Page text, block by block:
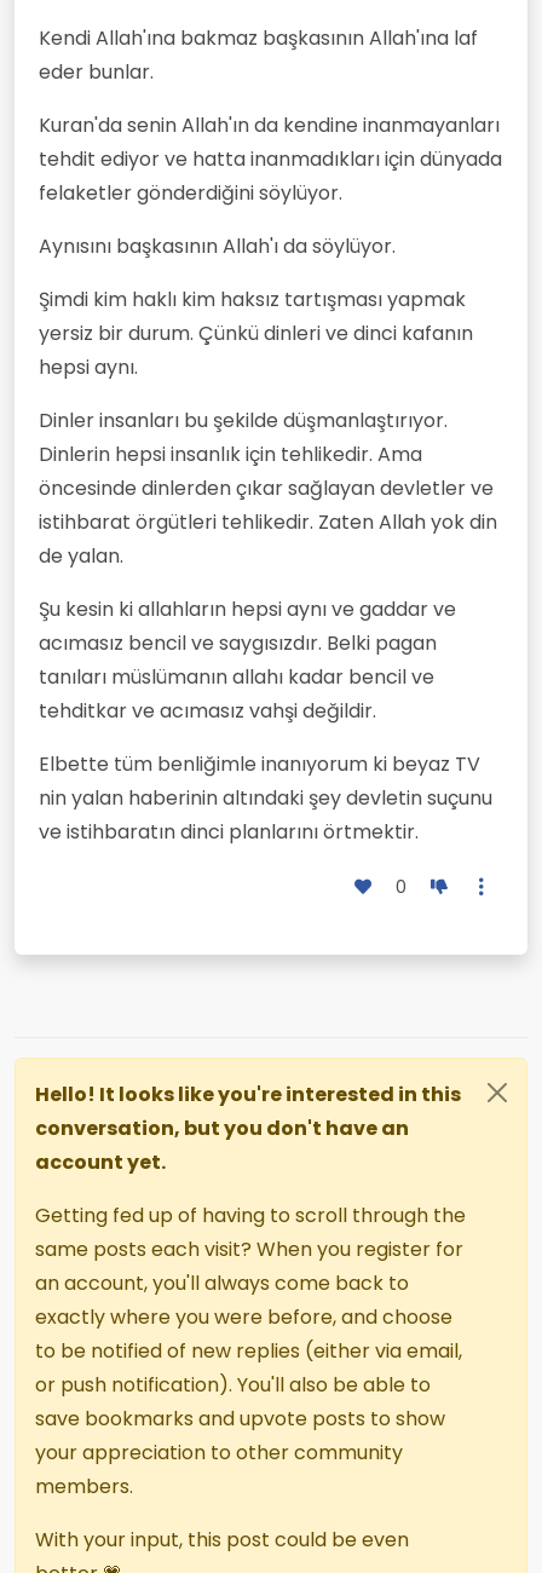
Kendi Allah'ına bakmaz başkasının Allah'ına laf
eder bunlar.
Kuran'da senin Allah'ın da kendine inanmayanları
tehdit ediyor ve hatta inanmadıkları için dünyada
felaketler gönderdiğini söylüyor.
Aynısını başkasının Allah'ı da söylüyor.
Şimdi kim haklı kim haksız tartışması yapmak
yersiz bir durum. Çünkü dinleri ve dinci kafanın
hepsi aynı.
Dinler insanları bu şekilde düşmanlaştırıyor.
Dinlerin hepsi insanlık için tehlikedir. Ama
öncesinde dinlerden çıkar sağlayan devletler ve
istihbarat örgütleri tehlikedir. Zaten Allah yok din
de yalan.
Şu kesin ki allahların hepsi aynı ve gaddar ve
acımasız bencil ve saygısızdır. Belki pagan
tanıları müslümanın allahı kadar bencil ve
tehditkar ve acımasız vahşi değildir.
Elbette tüm benliğimle inanıyorum ki beyaz TV
nin yalan haberinin altındaki şey devletin suçunu
ve istihbaratın dinci planlarını örtmektir.
0
Hello! It looks like you're interested in this
conversation, but you don't have an
account yet.
Getting fed up of having to scroll through the
same posts each visit? When you register for
an account, you'll always come back to
exactly where you were before, and choose
to be notified of new replies (either via email,
or push notification). You'll also be able to
save bookmarks and upvote posts to show
your appreciation to other community
members.
With your input, this post could be even